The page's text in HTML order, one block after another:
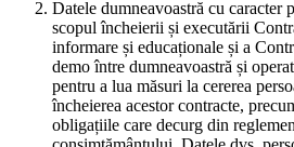
Datele dumneavoastră cu caracter
scopul încheierii și executării
informare și educaționale și a
demo între dumneavoastră și
pentru a lua măsuri la cererea
încheierea acestor contracte,
obligațiile care decurg din